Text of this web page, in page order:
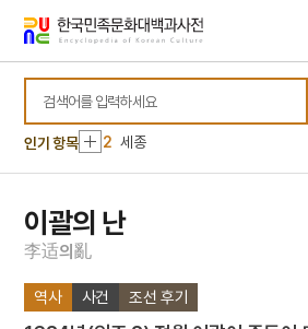
바로가기
바로가기
검색어를
인기 항목
10 김진옥전
1 소양인
2 세종
3 김경숙
4
금성대군
5 김자점
7
판소리계 소설
이괄의 난
李适의 亂
역사 사건 조선 후기